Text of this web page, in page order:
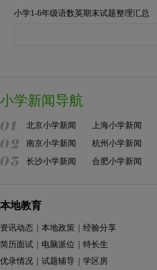
小学1-6年级语数英期末试题整理汇总
小学新闻导航
北京小学新闻 上海小学新闻
南京小学新闻
杭州小学新闻
长沙小学新闻
合肥小学新闻
本地教育
资讯动态 本地政策
经验分享
简历面试
电脑派位
特长生
优录情况
试题辅导 学区房